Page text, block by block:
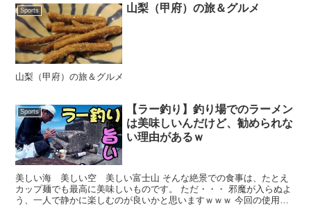
Sports 山梨（甲府）の旅＆グルメ
山梨（甲府）の旅＆グルメ
Sports
【ラー釣り】釣り場でのラーメン
は美味しいんだけど、勧められな
い理由があるｗ
美しい海 美しい空 美しい富士山 そんな絶景での食事は、たとえ
カップ麺でも最高に美味しいものです。 ただ・・・ 邪魔が入らぬよ
う、一人で静かに楽しむのが良いかと思いますｗｗｗ 今回の使用タ